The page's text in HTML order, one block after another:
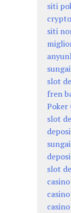
siti
siti
slot
fren
Poker
slot
slot